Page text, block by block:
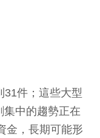
31件；這些大型
中的趨勢正在
金，長期可能形